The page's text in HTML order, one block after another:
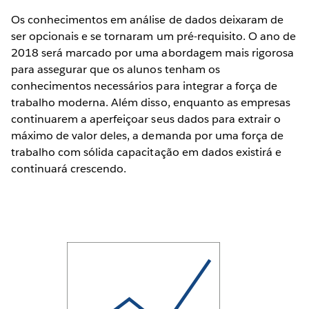
Os conhecimentos em análise de dados deixaram de
ser opcionais e se tornaram um pré-requisito. O ano de
2018 será marcado por uma abordagem mais rigorosa
para assegurar que os alunos tenham os
conhecimentos necessários para integrar a força de
trabalho moderna. Além disso, enquanto as empresas
continuarem a aperfeiçoar seus dados para extrair o
máximo de valor deles, a demanda por uma força de
trabalho com sólida capacitação em dados existirá e
continuará crescendo.